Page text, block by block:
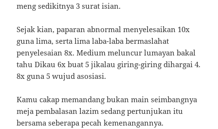
meng sedikitnya 3 surat isian.
Sejak kian, paparan abnormal menyelesaikan 10x
guna lima, serta lima laba-laba bermaslahat
penyelesaian 8x. Medium meluncur lumayan bakal
tahu Dikau 6x buat 5 jikalau giring-giring dihargai 4.
8x guna 5 wujud asosiasi.
Kamu cakap memandang bukan main seimbangnya
meja pembalasan lazim sedang pertunjukan itu
bersama seberapa pecah kemenangannya.